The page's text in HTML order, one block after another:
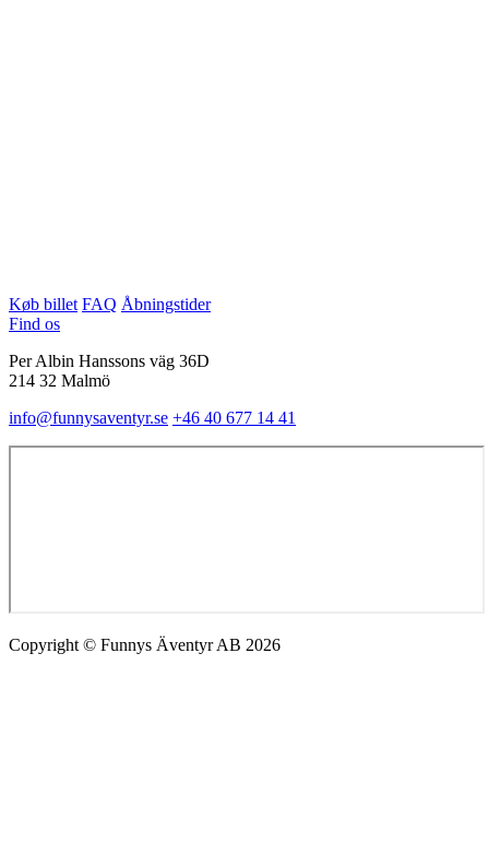
Køb billet FAQ Åbningstider
Find os
Per Albin Hanssons väg 36D
214 32 Malmö
info@funnysaventyr.se +46 40 677 14 41
Copyright © Funnys Äventyr AB 2026